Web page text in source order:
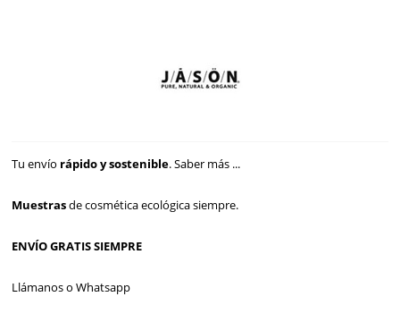
Tu envío rápido y sostenible.Saber más ...
Muestrasde cosmética ecológica siempre.
ENVÍO GRATIS SIEMPRE
Llámanos o Whatsapp